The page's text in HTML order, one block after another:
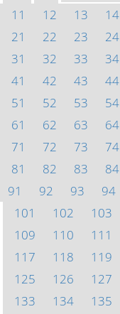
11
12 13 14
21
22 23 24
31
32 33 34
41
42 43 44
51
52 53 54
61
62 63 64
71
72 73 74
81
82 83 84
91
92 93 94
101
102 103
109
110 111
117
118 119
125
126 127
133
134 135